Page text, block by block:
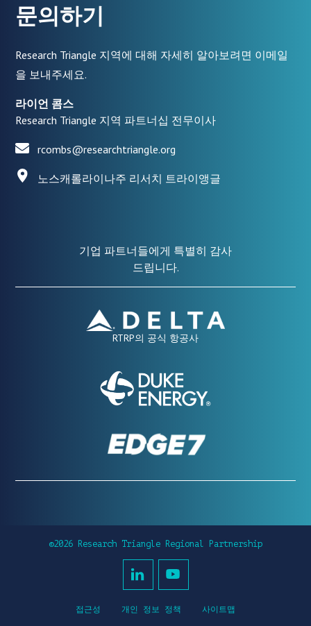
문의하기
Research Triangle 지역에 대해 자세히 알아보려면 이메일
을 보내주세요.
라이언 콤스
Research Triangle 지역 파트너십 전무이사
rcombs@researchtriangle.org
노스캐롤라이나주 리서치 트라이앵글
기업 파트너들에게 특별히 감사
드립니다.
RTRP의 공식 항공사
©2026 Research Triangle Regional Partnership
접근성 개인 정보 정책 사이트맵